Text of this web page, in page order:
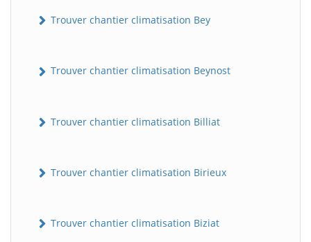
Trouver chantier climatisation Bey
Trouver chantier climatisation Beynost
Trouver chantier climatisation Billiat
Trouver chantier climatisation Birieux
Trouver chantier climatisation Biziat